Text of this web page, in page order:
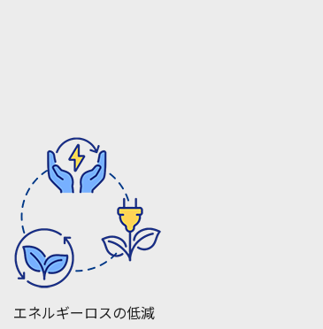
エネルギーロスの低減